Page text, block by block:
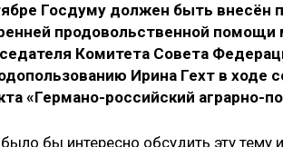
Госдуму должен быть внесён
продовольственной
Комитета Совета
Ирина Гехт в ходе
«Германо-российский аграрно-
бы интересно обсудить эту тему